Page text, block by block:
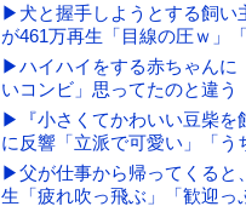
▶犬と握手しようとする飼
が461万再生「目線の圧ｗ」
▶ハイハイをする赤ちゃんに
いコンビ」思ってたのと違
▶『小さくてかわいい豆柴を
に反響「立派で可愛い」「う
▶父が仕事から帰ってくると
生「疲れ吹っ飛ぶ」「歓迎っ